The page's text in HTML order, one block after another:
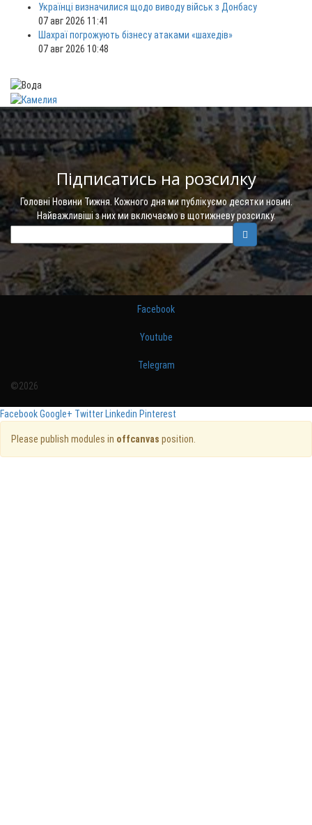
Українці визначилися щодо виводу військ з Донбасу
07 авг 2026 11:41
Шахраї погрожують бізнесу атаками «шахедів»
07 авг 2026 10:48
Підписатись на розсилку
Головні Новини Тижня. Кожного дня ми публікуємо десятки новин.
Найважливіші з них ми включаємо в щотижневу розсилку.
Facebook
Youtube
Telegram
©2026
FacebookGoogle+ Twitter Linkedin Pinterest
Please publish modules in offcanvas position.